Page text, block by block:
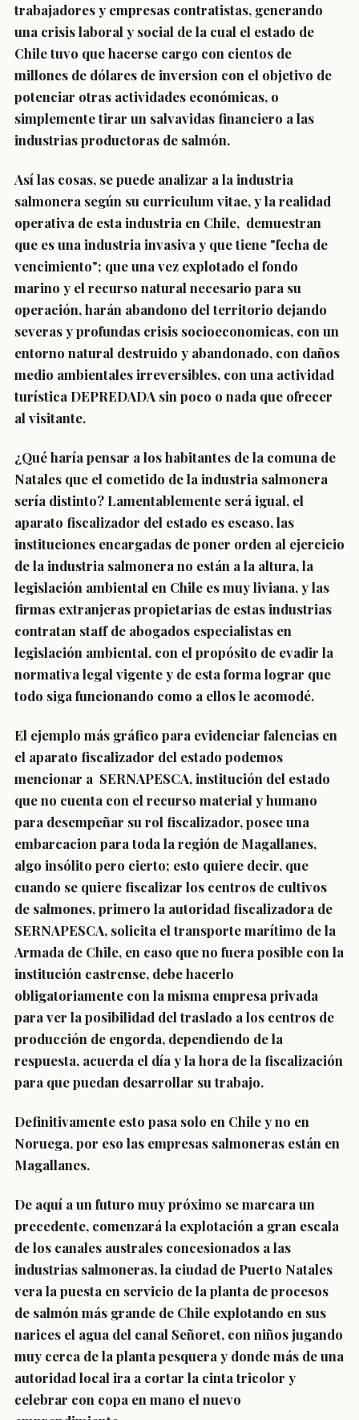
trabajadores y empresas contratistas, generando
una crisis laboral y social de la cual el estado de
Chile tuvo que hacerse cargo con cientos de
millones de dólares de inversion con el objetivo de
potenciar otras actividades económicas, o
simplemente tirar un salvavidas financiero a las
industrias productoras de salmón.
Así las cosas, se puede analizar a la industria
salmonera según su curriculum vitae, y la realidad
operativa de esta industria en Chile, demuestran
que es una industria invasiva y que tiene "fecha de
vencimiento"; que una vez explotado el fondo
marino y el recurso natural necesario para su
operación, harán abandono del territorio dejando
severas y profundas crisis socioeconomicas, con un
entorno natural destruido y abandonado, con daños
medio ambientales irreversibles, con una actividad
turística DEPREDADA sin poco o nada que ofrecer
al visitante.
¿Qué haría pensar a los habitantes de la comuna de
Natales que el cometido de la industria salmonera
sería distinto? Lamentablemente será igual, el
aparato fiscalizador del estado es escaso, las
instituciones encargadas de poner orden al ejercicio
de la industria salmonera no están a la altura, la
legislación ambiental en Chile es muy liviana, y las
firmas extranjeras propietarias de estas industrias
contratan staff de abogados especialistas en
legislación ambiental, con el propósito de evadir la
normativa legal vigente y de esta forma lograr que
todo siga funcionando como a ellos le acomodé.
El ejemplo más gráfico para evidenciar falencias en
el aparato fiscalizador del estado podemos
mencionar a SERNAPESCA, institución del estado
que no cuenta con el recurso material y humano
para desempeñar su rol fiscalizador, posee una
embarcacion para toda la región de Magallanes,
algo insólito pero cierto; esto quiere decir, que
cuando se quiere fiscalizar los centros de cultivos
de salmones, primero la autoridad fiscalizadora de
SERNAPESCA, solicita el transporte marítimo de la
Armada de Chile, en caso que no fuera posible con la
institución castrense, debe hacerlo
obligatoriamente con la misma empresa privada
para ver la posibilidad del traslado a los centros de
producción de engorda, dependiendo de la
respuesta, acuerda el día y la hora de la fiscalización
para que puedan desarrollar su trabajo.
Definitivamente esto pasa solo en Chile y no en
Noruega, por eso las empresas salmoneras están en
Magallanes.
De aquí a un futuro muy próximo se marcara un
precedente, comenzará la explotación a gran escala
de los canales australes concesionados a las
industrias salmoneras, la ciudad de Puerto Natales
vera la puesta en servicio de la planta de procesos
de salmón más grande de Chile explotando en sus
narices el agua del canal Señoret, con niños jugando
muy cerca de la planta pesquera y donde más de una
autoridad local ira a cortar la cinta tricolor y
celebrar con copa en mano el nuevo